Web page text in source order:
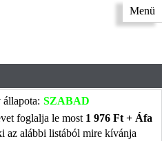
Menü
állapota: SZABAD
foglalja le most 1 976 Ft + Áfa
az alábbi listából mire kívánja